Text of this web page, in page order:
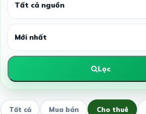
Lọc
Tất cả Mua bán Cho thuê